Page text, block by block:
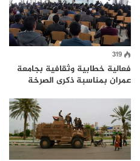
319
فعالية خطابية وثقافية بجامعة
عمران بمناسبة ذكرى الصرخة